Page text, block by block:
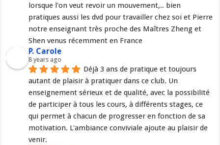
lorsque l'on veut revoir un mouvement,.. bien
pratiques aussi les dvd pour travailler chez soi et Pierre
notre enseignant très proche des Maîtres Zheng et
Shen venus récemment en France
P. Carole
8 years ago
Déjà 3 ans de pratique et toujours
autant de plaisir à pratiquer dans ce club. Un
enseignement sérieux et de qualité, avec la possibilité
de participer à tous les cours, à différents stages, ce
qui permet à chacun de progresser en fonction de sa
motivation. L'ambiance conviviale ajoute au plaisir de
venir.